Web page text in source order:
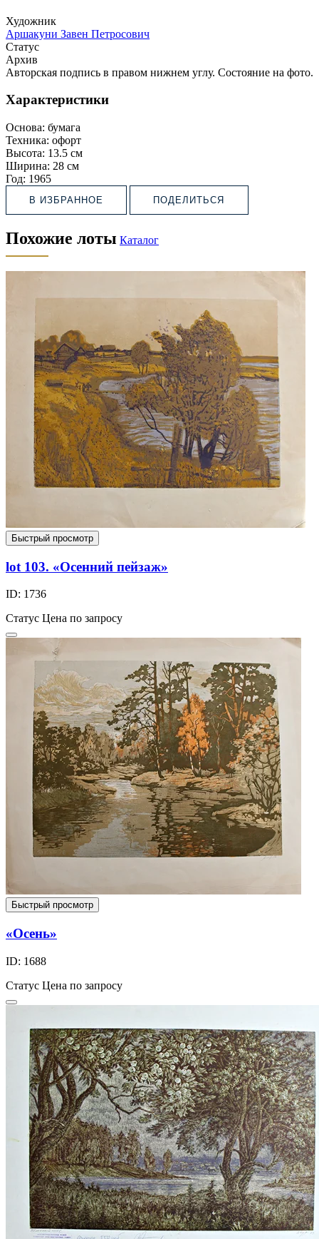
Художник
Аршакуни Завен Петросович
Статус
Архив
Авторская подпись в правом нижнем углу. Состояние на фото.
Характеристики
Основа: бумага
Техника: офорт
Высота: 13.5 см
Ширина: 28 см
Год: 1965
В ИЗБРАННОЕ ПОДЕЛИТЬСЯ
Похожие лоты Каталог
Быстрый просмотр
lot 103. «Осенний пейзаж»
ID: 1736
Статус Цена по запросу
Быстрый просмотр
«Осень»
ID: 1688
Статус Цена по запросу